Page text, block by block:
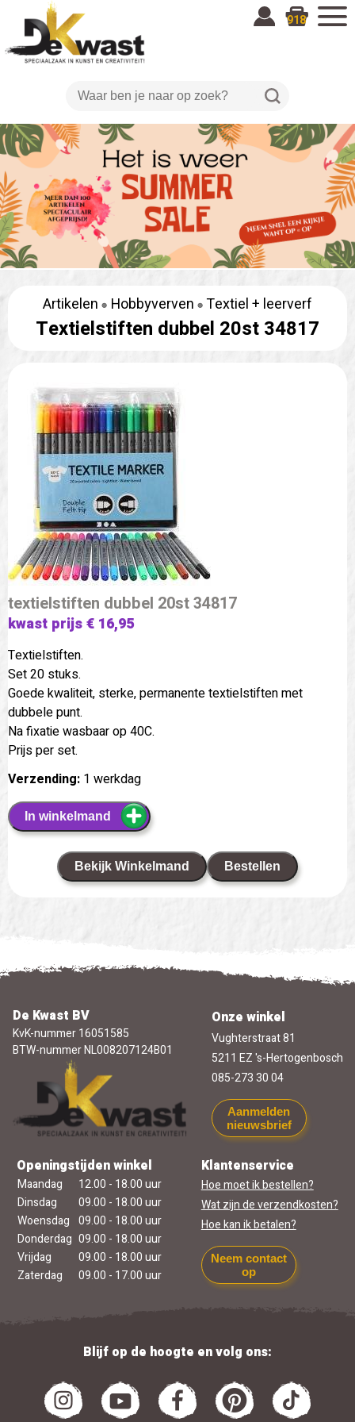
918
Artikelen Hobbyverven Textiel + leerverf
Textielstiften dubbel 20st 34817
textielstiften dubbel 20st 34817
kwast prijs € 16,95
Textielstiften.
Set 20 stuks.
Goede kwaliteit, sterke, permanente textielstiften met
dubbele punt.
Na fixatie wasbaar op 40C.
Prijs per set.
Verzending: 1 werkdag
In winkelmand
Bekijk Winkelmand Bestellen
De Kwast BV
KvK-nummer 16051585
BTW-nummer NL008207124B01
Onze winkel
Vughterstraat 81
5211 EZ 's-Hertogenbosch
085-273 30 04
Aanmelden
nieuwsbrief
Openingstijden winkel
Maandag
12.00 - 18.00 uur
Dinsdag
09.00 - 18.00 uur
Woensdag 09.00 - 18.00 uur
Donderdag 09.00 - 18.00 uur
Vrijdag
09.00 - 18.00 uur
Zaterdag
09.00 - 17.00 uur
Klantenservice
Hoe moet ik bestellen?
Wat zijn de verzendkosten?
Hoe kan ik betalen?
Neem contact
op
Blijf op de hoogte en volg ons: